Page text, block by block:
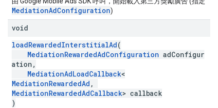
MediationAdConfiguration)
void
loadRewardedInterstitialAd(
MediationRewardedAdConfiguration adConfigur
ation,
MediationAdLoadCallback<
MediationRewardedAd ,
MediationRewardedAdCallback> callback
)